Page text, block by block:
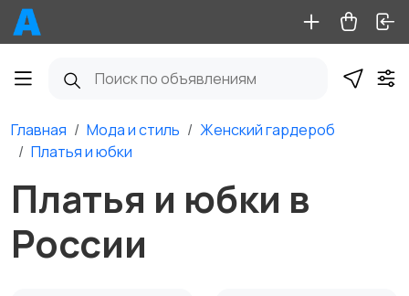
Главная Мода и стиль
Женский гардероб
Платья и юбки
Платья и юбки в
России